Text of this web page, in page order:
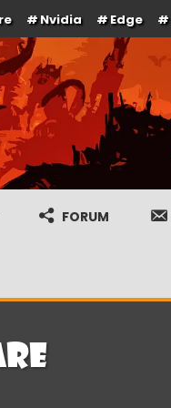
Nvidia Edge
FORUM